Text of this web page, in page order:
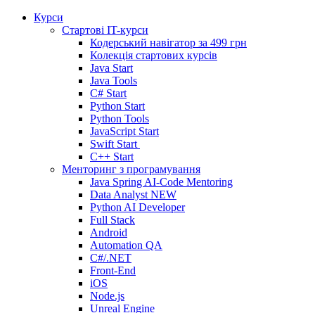
Курси
Стартові IT-курси
Кодерський навігатор за 499 грн
Колекція стартових курсів
Java Start
Java Tools
C# Start
Python Start
Python Tools
JavaScript Start
Swift Start
C++ Start
Менторинг з програмування
Java Spring AI-Code Mentoring
Data Analyst NEW
Python AI Developer
Full Stack
Android
Automation QA
C#/.NET
Front-End
iOS
Node.js
Unreal Engine